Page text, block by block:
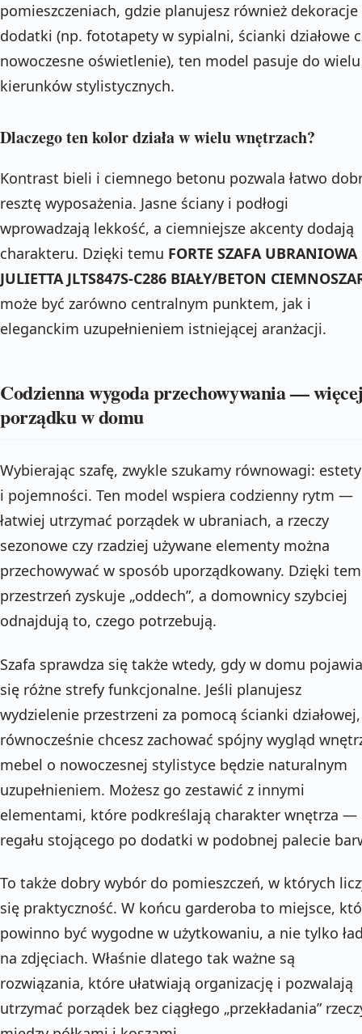
pomieszczeniach, gdzie planujesz również dekoracje
dodatki (np. fototapety w sypialni, ścianki działowe
nowoczesne oświetlenie), ten model pasuje do wielu
kierunków stylistycznych.
Dlaczego ten kolor działa w wielu wnętrzach?
Kontrast bieli i ciemnego betonu pozwala łatwo
resztę wyposażenia. Jasne ściany i podłogi
wprowadzają lekkość, a ciemniejsze akcenty dodają
charakteru. Dzięki temu FORTE SZAFA UBRANIOWA
JULIETTA JLTS847S-C286 BIAŁY/BETON
może być zarówno centralnym punktem, jak i
eleganckim uzupełnieniem istniejącej aranżacji.
Codzienna wygoda przechowywania —
porządku w domu
Wybierając szafę, zwykle szukamy równowagi:
i pojemności. Ten model wspiera codzienny rytm —
łatwiej utrzymać porządek w ubraniach, a rzeczy
sezonowe czy rzadziej używane elementy można
przechowywać w sposób uporządkowany. Dzięki
przestrzeń zyskuje „oddech”, a domownicy szybciej
odnajdują to, czego potrzebują.
Szafa sprawdza się także wtedy, gdy w domu
się różne strefy funkcjonalne. Jeśli planujesz
wydzielenie przestrzeni za pomocą ścianki
równocześnie chcesz zachować spójny wygląd
mebel o nowoczesnej stylistyce będzie naturalnym
uzupełnieniem. Możesz go zestawić z innymi
elementami, które podkreślają charakter wnętrza —
regału stojącego po dodatki w podobnej palecie
To także dobry wybór do pomieszczeń, w których
się praktyczność. W końcu garderoba to miejsce,
powinno być wygodne w użytkowaniu, a nie tylko
na zdjęciach. Właśnie dlatego tak ważne są
rozwiązania, które ułatwiają organizację i pozwalają
utrzymać porządek bez ciągłego „przekładania”